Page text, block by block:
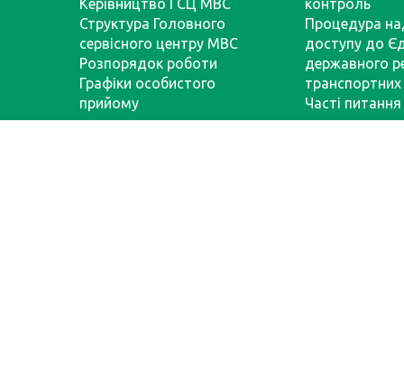
Керівництво ГСЦ МВС
Структура Головного
сервісного центру МВС
Розпорядок роботи
Графіки особистого
прийому
контроль
Процедура
доступу до
державного
транспортних
Часті питання